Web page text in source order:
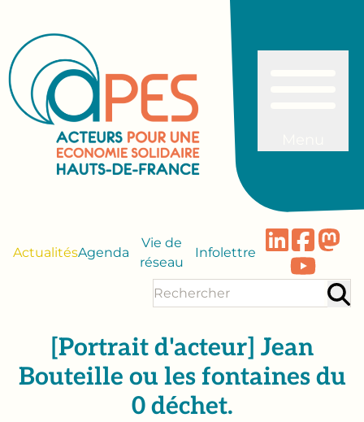
ActualitésAgenda
Vie de
réseau
Infolettre
[Portrait d'acteur] Jean
Bouteille ou les fontaines du
0 déchet.